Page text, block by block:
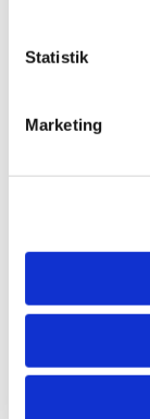
Statistik
Marketing